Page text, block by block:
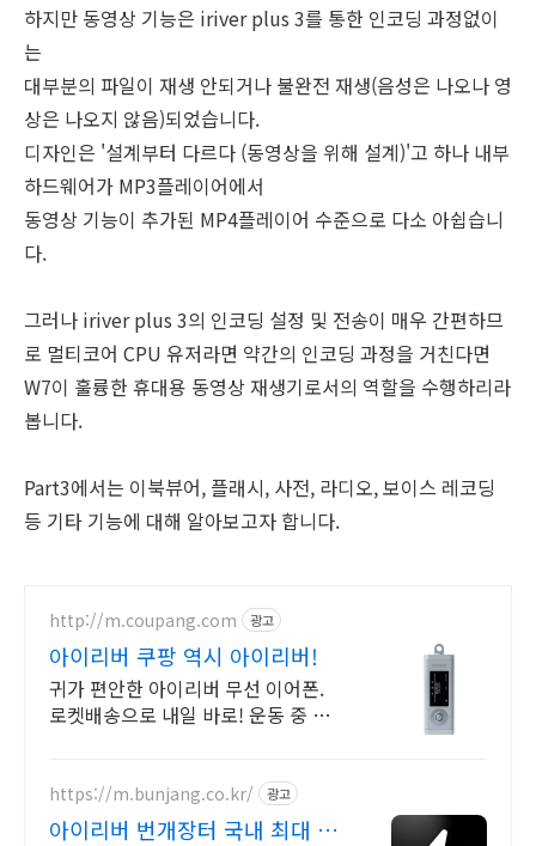
하지만 동영상 기능은 iriver plus 3를 통한 인코딩 과정없이
는
대부분의 파일이 재생 안되거나 불완전 재생(음성은 나오나 영
상은 나오지 않음)되었습니다.
디자인은 '설계부터 다르다 (동영상을 위해 설계)'고 하나 내부
하드웨어가 MP3플레이어에서
동영상 기능이 추가된 MP4플레이어 수준으로 다소 아쉽습니
다.
그러나 iriver plus 3의 인코딩 설정 및 전송이 매우 간편하므
로 멀티코어 CPU 유저라면 약간의 인코딩 과정을 거친다면
W7이 훌륭한 휴대용 동영상 재생기로서의 역할을 수행하리라
봅니다.
Part3에서는 이북뷰어, 플래시, 사전, 라디오, 보이스 레코딩
등 기타 기능에 대해 알아보고자 합니다.
http://m.coupang.com 광고
아이리버 쿠팡 역시 아이리버!
귀가 편안한 아이리버 무선 이어폰.
로켓배송으로 내일 바로! 운동 중 소
https://m.bunjang.co.kr/ 광고
아이리버 번개장터 국내 최대 브